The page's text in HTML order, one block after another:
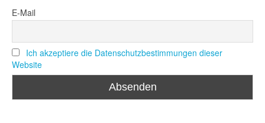
E-Mail
Ich akzeptiere die Datenschutzbestimmungen dieser
Website